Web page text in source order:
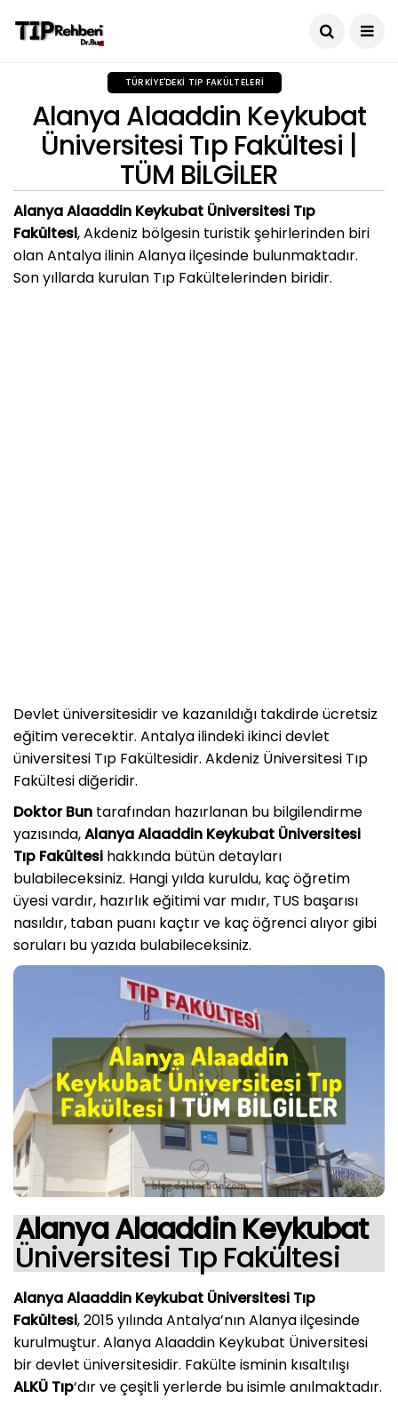
TÜRKIYE'DEKI TIP FAKÜLTELERI
Alanya Alaaddin Keykubat
Üniversitesi Tıp Fakültesi |
TÜM BİLGİLER
Alanya Alaaddin Keykubat Üniversitesi Tıp
Fakültesi, Akdeniz bölgesin turistik şehirlerinden biri
olan Antalya ilinin Alanya ilçesinde bulunmaktadır.
Son yıllarda kurulan Tıp Fakültelerinden biridir.
Devlet üniversitesidir ve kazanıldığı takdirde ücretsiz
eğitim verecektir. Antalya ilindeki ikinci devlet
üniversitesi Tıp Fakültesidir. Akdeniz Üniversitesi Tıp
Fakültesi diğeridir.
Doktor Bun tarafından hazırlanan bu bilgilendirme
yazısında,Alanya Alaaddin Keykubat Üniversitesi
Tıp Fakültesi hakkında bütün detayları
bulabileceksiniz. Hangi yılda kuruldu, kaç öğretim
üyesi vardır, hazırlık eğitimi var mıdır, TUS başarısı
nasıldır, taban puanı kaçtır ve kaç öğrenci alıyor gibi
soruları bu yazıda bulabileceksiniz.
Alanya Alaaddin Keykubat
Üniversitesi Tıp Fakültesi
Alanya Alaaddin Keykubat Üniversitesi Tıp
Fakültesi, 2015 yılında Antalya’nın Alanya ilçesinde
kurulmuştur. Alanya Alaaddin Keykubat Üniversitesi
bir devlet üniversitesidir. Fakülte isminin kısaltılışı
ALKÜ Tıp‘dır ve çeşitli yerlerde bu isimle anılmaktadır.